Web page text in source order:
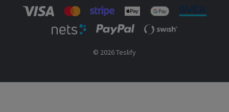
© 2026 Teslify